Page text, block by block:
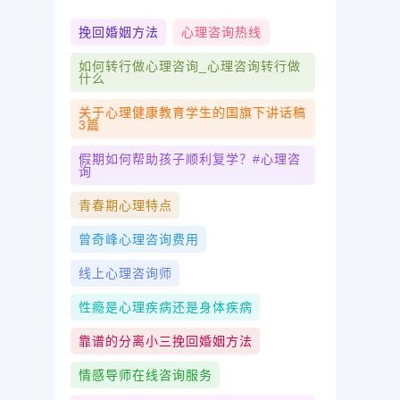
挽回婚姻方法 心理咨询热线
如何转行做心理咨询_心理咨询转行做
什么
关于心理健康教育学生的国旗下讲话稿
3篇
假期如何帮助孩子顺利复学？#心理咨
询
青春期心理特点
曾奇峰心理咨询费用
线上心理咨询师
性瘾是心理疾病还是身体疾病
靠谱的分离小三挽回婚姻方法
情感导师在线咨询服务